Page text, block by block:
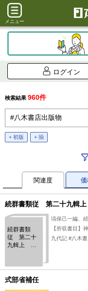
メニュー
ログイン
検索結果 960件
+ 初版 + 揃
関連度
続群書類従 第二十九輯
続群書類
従 第二十
九輯上 雑
塙保己一編、
【所収書目】
九代記 #八木
式部省補任